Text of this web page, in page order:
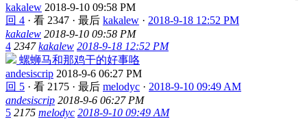
kakalew 2018-9-10 09:58 PM
回 4 · 看 2347 · 最后 kakalew · 2018-9-18 12:52 PM
kakalew 2018-9-10 09:58 PM
4 2347 kakalew 2018-9-18 12:52 PM
螺蛳马和那鸡干的好事咯
andesiscrip 2018-9-6 06:27 PM
回 5 · 看 2175 · 最后 melodyc · 2018-9-10 09:49 AM
andesiscrip 2018-9-6 06:27 PM
5 2175 melodyc 2018-9-10 09:49 AM